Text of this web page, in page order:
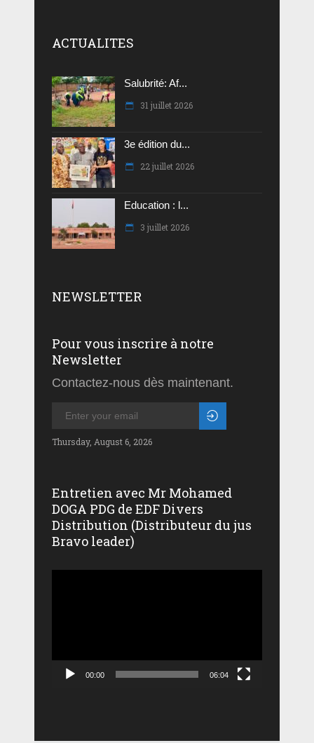
ACTUALITES
Salubrité: Af...
31 juillet 2026
3e édition du...
22 juillet 2026
Education : l...
3 juillet 2026
NEWSLETTER
Pour vous inscrire à notre
Newsletter
Contactez-nous dès maintenant.
Thursday, August 6, 2026
Entretien avec Mr Mohamed
DOGA PDG de EDF Divers
Distribution (Distributeur du jus
Bravo leader)
00:00 06:04